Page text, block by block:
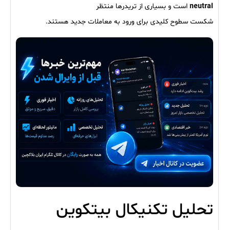
neutral است و بسیاری از تریدرها منتظر
شکست سطوح کلیدی برای ورود به معاملات جدید هستند.
تحلیل تکنیکال بیتکوین